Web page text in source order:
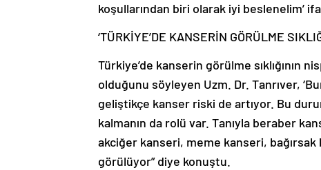
koşullarından biri olarak iyi beslenelim’
‘TÜRKİYE’DE KANSERİN GÖRÜLME
Türkiye’de kanserin görülme sıklığının
olduğunu söyleyen Uzm. Dr. Tanrıver,
geliştikçe kanser riski de artıyor. Bu
kalmanın da rolü var. Tanıyla beraber
akciğer kanseri, meme kanseri,
görülüyor” diye konuştu.